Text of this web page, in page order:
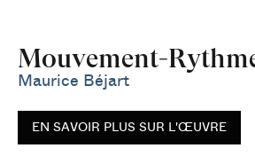
Mouvement-
Maurice Béjart
EN SAVOIR PLUS SUR L'ŒUVRE